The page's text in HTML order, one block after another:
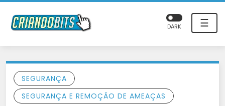
☰
DARK
SEGURANÇA
SEGURANÇA E REMOÇÃO DE AMEAÇAS